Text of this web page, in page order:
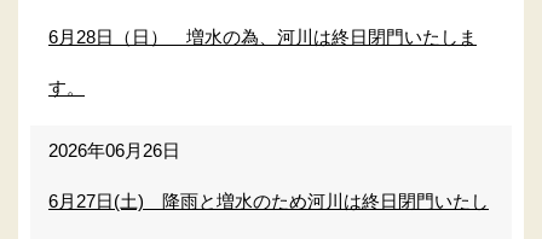
6月28日（日） 増水の為、河川は終日閉門いたしま
す。
2026年06月26日
6月27日(土) 降雨と増水のため河川は終日閉門いたし